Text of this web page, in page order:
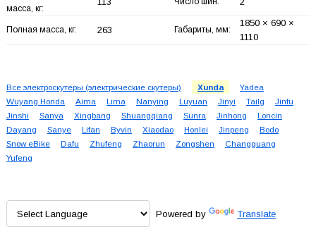
масса, кг:
Полная масса, кг: 263 Габариты, мм:
1850 × 690 ×
1110
Все электроскутеры (электрические скутеры) Xunda
Yadea
Wuyang Honda
Aima Lima Nanying Luyuan Jinyi Tailg
Jinfu
Jinshi
Sanya Xingbang Shuangqiang Sunra Jinhong
Loncin
Dayang
Sanye Lifan Byvin Xiaodao Honlei Jinpeng
Bodo
Snow eBike
Dafu Zhufeng Zhaorun Zongshen
Changguang
Yufeng
Powered by Translate